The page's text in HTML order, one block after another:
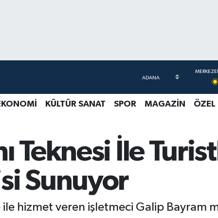
KÜLTÜR SANAT SPOR MAGAZİN ÖZEL
Teknesi İle
Sunuyor
ile hizmet veren işletmeci Galip Bayram